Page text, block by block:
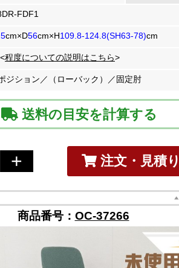
FDF1
cm×D56cm×H109.8-124.8(SH63-78)cm
程度についての説明はこちら>
ジション／（ローバック）／固定肘
送料の目安を計算する
注文・見積
商品番号： OC-37266